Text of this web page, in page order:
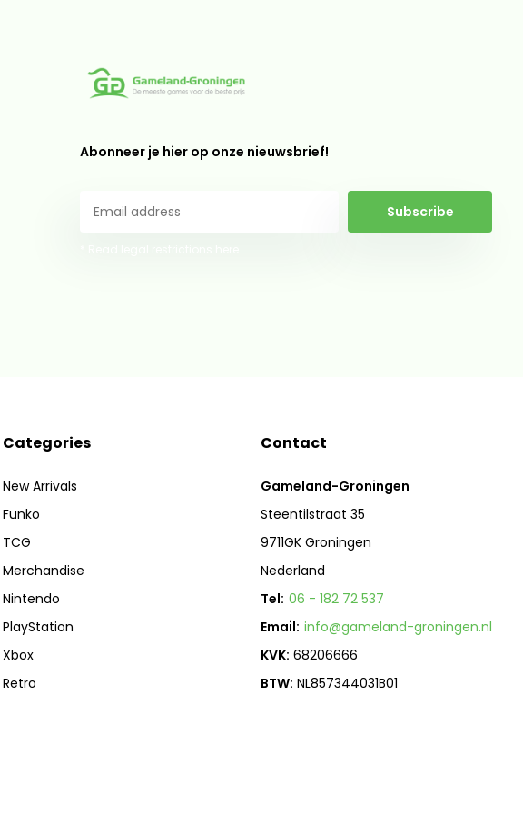
Abonneer je hier op onze nieuwsbrief!
Subscribe
Categories
New Arrivals
Funko
TCG
Merchandise
Nintendo
PlayStation
Xbox
Retro
Contact
Gameland-Groningen
Steentilstraat 35
9711GK Groningen
Nederland
Tel: 06 - 182 72 537
Email: info@gameland-groningen.nl
KVK: 68206666
BTW: NL857344031B01